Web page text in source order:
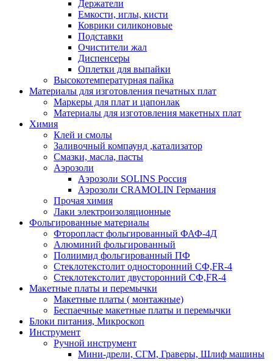
Держатели
Емкости, иглы, кисти
Коврики силиконовые
Подставки
Очистители жал
Диспенсеры
Оплетки для выпайки
Высокотемпературная пайка
Материалы для изготовления печатных плат
Маркеры для плат и цапонлак
Материалы для изготовления макетных плат
Химия
Клей и смолы
Заливочный компаунд ,катализатор
Смазки, масла, пасты
Аэрозоли
Аэрозоли SOLINS Россия
Аэрозоли CRAMOLIN Германия
Прочая химия
Лаки электроизоляционные
Фольгированные материалы
Фторопласт фольгированный ФАФ-4Д
Алюминий фольгированный
Полиимид фольгированный ПФ
Стеклотекстолит односторонний CФ,FR-4
Стеклотекстолит двусторонний СФ,FR-4
Макетные платы и перемычки
Макетные платы ( монтажные)
Беспаечные макетные платы и перемычки
Блоки питания, Микроскоп
Инструмент
Ручной инструмент
Мини-дрели, СГМ, Граверы, Шлиф машины